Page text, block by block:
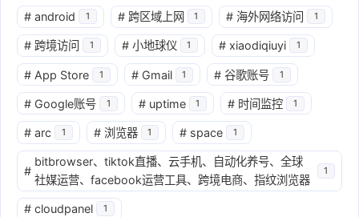
# android 1 # 跨区域上网 1 # 海外网络访问 1
# 跨境访问 1 # 小地球仪 1 # xiaodiqiuyi 1
# App Store 1 # Gmail 1 # 谷歌账号 1
# Google账号 1 # uptime 1 # 时间监控 1
# arc 1 # 浏览器 1 # space 1
#
bitbrowser、tiktok直播、云手机、自动化养号、全球
社媒运营、facebook运营工具、跨境电商、指纹浏览器
1
# cloudpanel 1